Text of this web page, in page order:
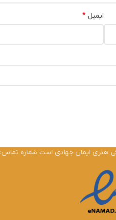
ایمیل *
جهادی است شماره تماس: 02533551212